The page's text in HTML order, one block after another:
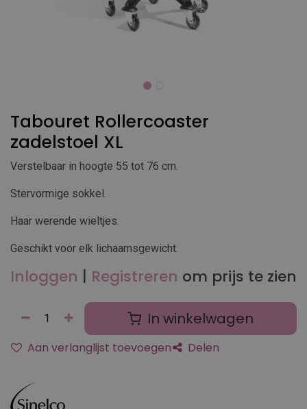
Tabouret Rollercoaster
zadelstoel XL
Verstelbaar in hoogte 55 tot 76 cm.
Stervormige sokkel.
Haar werende wieltjes.
Geschikt voor elk lichaamsgewicht.
Inloggen | Registreren om prijs te zien
In winkelwagen
Aan verlanglijst toevoegen Delen